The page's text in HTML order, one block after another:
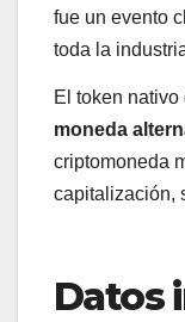
fue un evento
toda la
El token nativo
moneda
criptomoneda
capitalización,
Datos